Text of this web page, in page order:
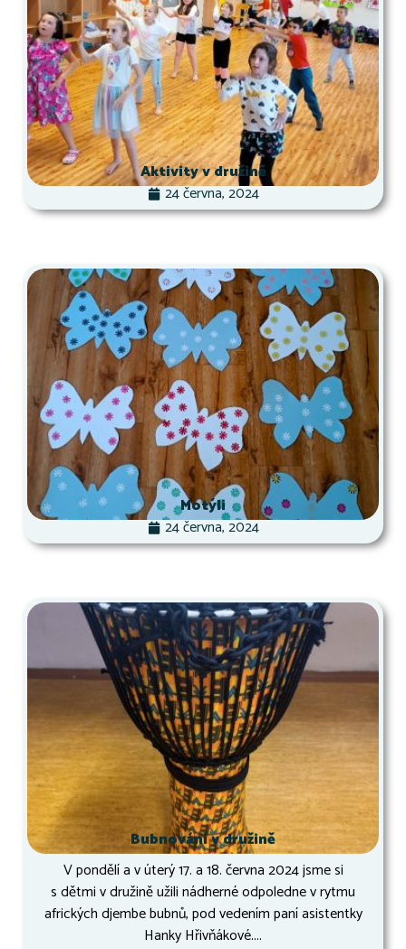
Aktivity v družině
24 června, 2024
Motýli
24 června, 2024
Bubnování v družině
V pondělí a v úterý 17. a 18. června 2024 jsme si
s dětmi v družině užili nádherné odpoledne v rytmu
afrických djembe bubnů, pod vedením paní asistentky
Hanky Hřivňákové....